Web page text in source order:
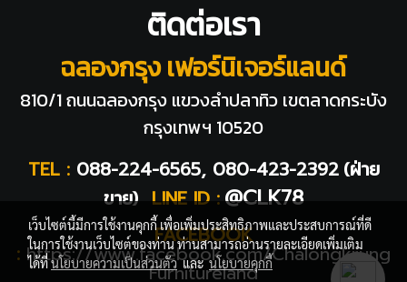
ติดต่อเรา
ฉลองกรุง เฟอร์นิเจอร์แลนด์
810/1 ถนนฉลองกรุง แขวงลำปลาทิว เขตลาดกระบัง
กรุงเทพฯ 10520
TEL : 088-224-6565, 080-423-2392 (ฝ่าย
ขาย) LINE ID : @CLK78
FACEBOOK
: https://www.facebook.com/Chalongkrung
Furnitureland
เว็บไซต์นี้มีการใช้งานคุกกี้ เพื่อเพิ่มประสิทธิภาพและประสบการณ์ที่ดี
ในการใช้งานเว็บไซต์ของท่าน ท่านสามารถอ่านรายละเอียดเพิ่มเติม
ได้ที่นโยบายความเป็นส่วนตัวและนโยบายคุกกี้